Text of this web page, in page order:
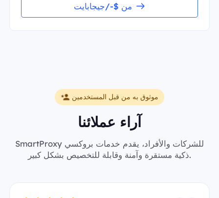
من $-/جيجابايت
موثوق به من قبل المستخدمين
آراء عملائنا
SmartProxy للشركات والأفراد، يقدم خدمات بروكسي
ذكية مستقرة وآمنة وقابلة للتخصيص بشكل كبير.